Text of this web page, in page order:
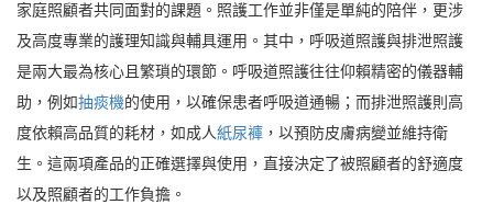
家庭照顧者共同面對的課題。照護工作並非僅是單純的陪伴，更涉
及高度專業的護理知識與輔具運用。其中，呼吸道照護與排泄照護
是兩大最為核心且繁瑣的環節。呼吸道照護往往仰賴精密的儀器輔
助，例如抽痰機的使用，以確保患者呼吸道通暢；而排泄照護則高
度依賴高品質的耗材，如成人紙尿褲 ，以預防皮膚病變並維持衛
生。這兩項產品的正確選擇與使用，直接決定了被照顧者的舒適度
以及照顧者的工作負擔。